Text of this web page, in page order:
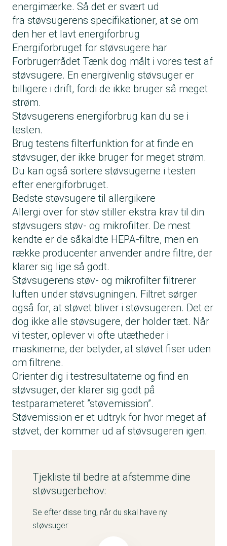
energimærke. Så det er svært ud
fra støvsugerens specifikationer, at se om
den her et lavt energiforbrug
Energiforbruget for støvsugere har
Forbrugerrådet Tænk dog målt i vores test af
støvsugere. En energivenlig støvsuger er
billigere i drift, fordi de ikke bruger så meget
strøm.
Støvsugerens energiforbrug kan du se i
testen.
Brug testens filterfunktion for at finde en
støvsuger, der ikke bruger for meget strøm.
Du kan også sortere støvsugerne i testen
efter energiforbruget.
Bedste støvsugere til allergikere
Allergi over for støv stiller ekstra krav til din
støvsugers støv- og mikrofilter. De mest
kendte er de såkaldte HEPA-filtre, men en
række producenter anvender andre filtre, der
klarer sig lige så godt.
Støvsugerens støv- og mikrofilter filtrerer
luften under støvsugningen. Filtret sørger
også for, at støvet bliver i støvsugeren. Det er
dog ikke alle støvsugere, der holder tæt. Når
vi tester, oplever vi ofte utætheder i
maskinerne, der betyder, at støvet fiser uden
om filtrene.
Orienter dig i testresultaterne og find en
støvsuger, der klarer sig godt på
testparameteret ”støvemission”.
Støvemission er et udtryk for hvor meget af
støvet, der kommer ud af støvsugeren igen.
Tjekliste til bedre at afstemme dine
støvsugerbehov:
Se efter disse ting, når du skal have ny
støvsuger: